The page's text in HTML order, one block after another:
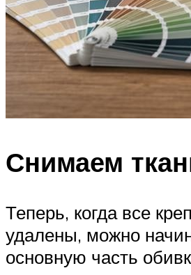
Снимаем
Теперь, когда все
удалены, можно
основную часть